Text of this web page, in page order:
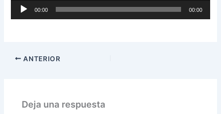
Reproductor
00:00 00:00
ANTERIOR
Deja una respuesta